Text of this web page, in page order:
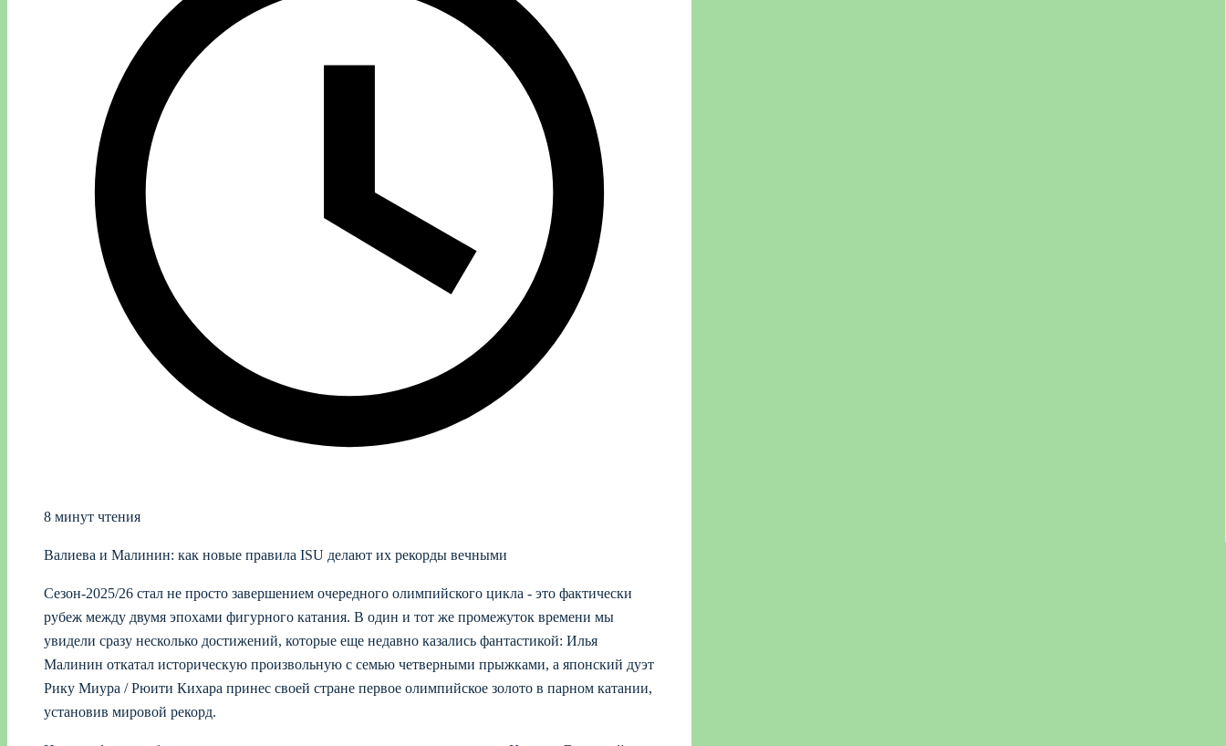
8 минут чтения
Валиева и Малинин: как новые правила ISU делают их рекорды вечными
Сезон-2025/26 стал не просто завершением очередного олимпийского цикла - это фактически
рубеж между двумя эпохами фигурного катания. В один и тот же промежуток времени мы
увидели сразу несколько достижений, которые еще недавно казались фантастикой: Илья
Малинин откатал историческую произвольную с семью четверными прыжками, а японский дуэт
Рику Миура / Рюити Кихара принес своей стране первое олимпийское золото в парном катании,
установив мировой рекорд.